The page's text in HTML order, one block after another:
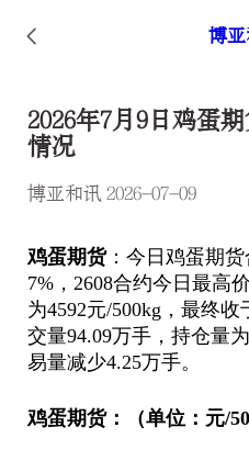
博
2026年7月9日鸡蛋
情况
博亚和讯 2026-07-09
鸡蛋期货：今日鸡蛋期货
7%，2608合约今日最高
为4592元/500kg，最终
交量94.09万手，持仓量
易量减少4.25万手。
鸡蛋期货：（单位：元/